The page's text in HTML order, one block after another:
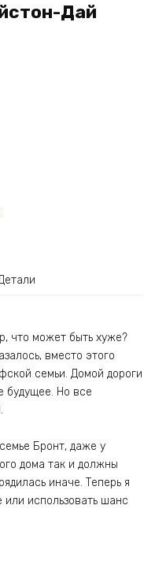
Дай
что может быть хуже?
вместо этого
семьи. Домой дороги
будущее. Но все
Бронт, даже у
дома так и должны
иначе. Теперь я
использовать шанс